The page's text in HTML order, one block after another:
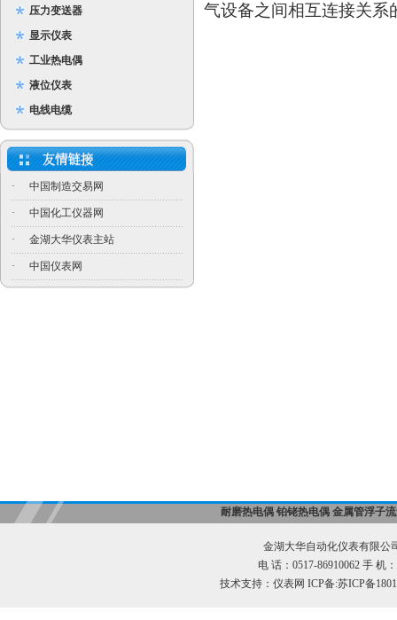
压力变送器
显示仪表
工业热电偶
液位仪表
电线电缆
· 中国制造交易网
· 中国化工仪器网
· 金湖大华仪表主站
· 中国仪表网
气设备之间相互连接关
耐磨热电偶 铂铑热电偶 金属管浮子
金湖大华自动化仪表有限公
电 话：0517-86910062 手 机
技术支持： 仪表网 ICP备:苏ICP备